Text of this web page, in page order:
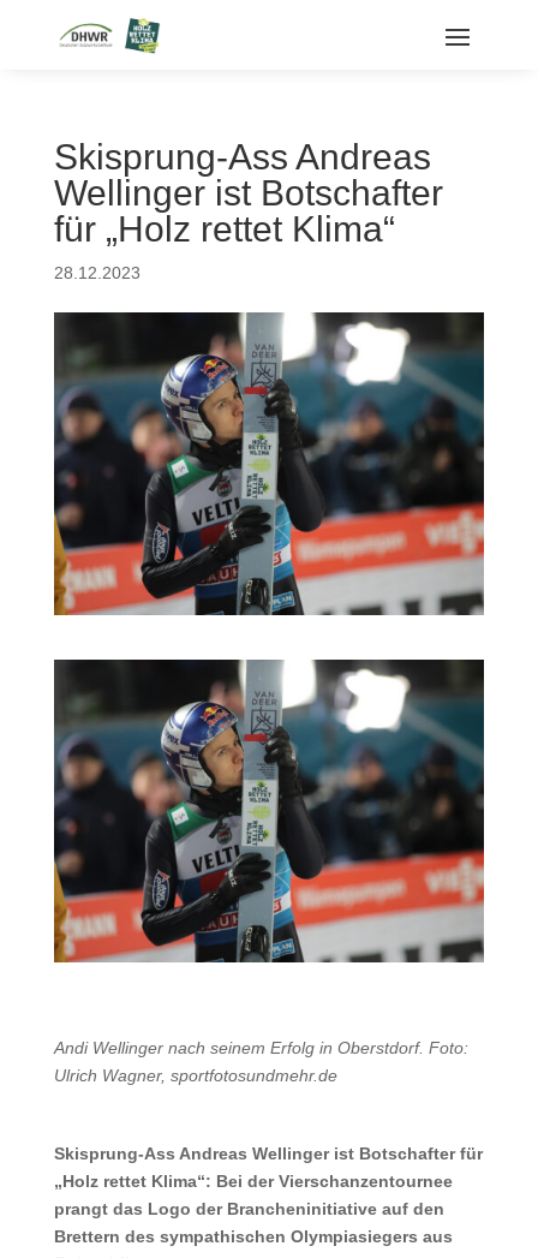
Skisprung-Ass Andreas
Wellinger ist Botschafter
für „Holz rettet Klima“
28.12.2023
Andi Wellinger nach seinem Erfolg in Oberstdorf. Foto:
Ulrich Wagner, sportfotosundmehr.de
Skisprung-Ass Andreas Wellinger ist Botschafter für
„Holz rettet Klima“: Bei der Vierschanzentournee
prangt das Logo der Brancheninitiative auf den
Brettern des sympathischen Olympiasiegers aus